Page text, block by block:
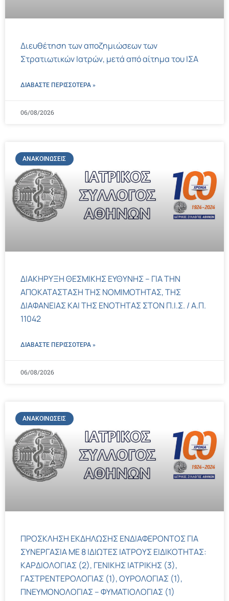
Διευθέτηση των αποζημιώσεων των
Στρατιωτικών Ιατρών, μετά από αίτημα του ΙΣΑ
ΔΙΑΒΑΣΤΕ ΠΕΡΙΣΣΌΤΕΡΑ »
06/08/2026
ΑΝΑΚΟΙΝΏΣΕΙΣ
ΔΙΑΚΗΡΥΞΗ ΘΕΣΜΙΚΗΣ ΕΥΘΥΝΗΣ – ΓΙΑ ΤΗΝ
ΑΠΟΚΑΤΑΣΤΑΣΗ ΤΗΣ ΝΟΜΙΜΟΤΗΤΑΣ, ΤΗΣ
ΔΙΑΦΑΝΕΙΑΣ ΚΑΙ ΤΗΣ ΕΝΟΤΗΤΑΣ ΣΤΟΝ Π.Ι.Σ. / Α.Π.
11042
ΔΙΑΒΑΣΤΕ ΠΕΡΙΣΣΌΤΕΡΑ »
06/08/2026
ΑΝΑΚΟΙΝΏΣΕΙΣ
ΠΡΟΣΚΛΗΣΗ ΕΚΔΗΛΩΣΗΣ ΕΝΔΙΑΦΕΡΟΝΤΟΣ ΓΙΑ
ΣΥΝΕΡΓΑΣΙΑ ΜΕ 8 ΙΔΙΩΤΕΣ ΙΑΤΡΟΥΣ ΕΙΔΙΚΟΤΗΤΑΣ:
ΚΑΡΔΙΟΛΟΓΙΑΣ (2), ΓΕΝΙΚΗΣ ΙΑΤΡΙΚΗΣ (3),
ΓΑΣΤΡΕΝΤΕΡΟΛΟΓΙΑΣ (1), ΟΥΡΟΛΟΓΙΑΣ (1),
ΠΝΕΥΜΟΝΟΛΟΓΙΑΣ – ΦΥΜΑΤΙΟΛΟΓΙΑΣ (1)